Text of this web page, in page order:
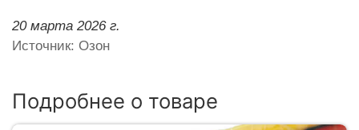
20 марта 2026 г.
Источник: Озон
Подробнее о товаре